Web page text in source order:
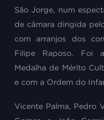
São Jorge, num
de câmara dirigida
com arranjos dos
Filipe Raposo. Foi
Medalha de Mérito
e com a Ordem do
Vicente Palma, Pedro